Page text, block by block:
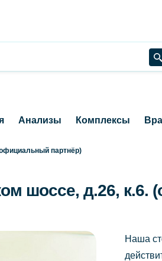
Анализы Комплексы
партнёр)
шоссе, д.26, к.6.
Наша